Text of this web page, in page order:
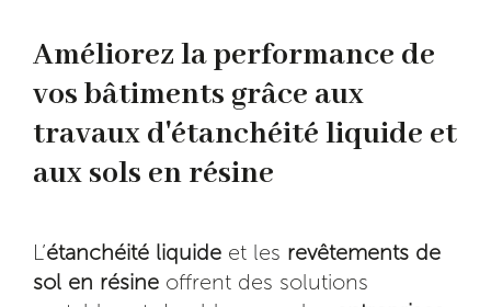
Améliorez la performance de
vos bâtiments grâce aux
travaux d'étanchéité liquide et
aux sols en résine
L’étanchéité liquide et les revêtements de
sol en résine offrent des solutions